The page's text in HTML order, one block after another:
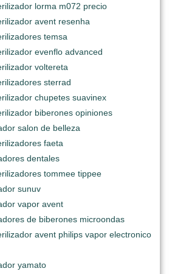
lorma m072 precio
avent resenha
temsa
evenflo advanced
voltereta
sterrad
chupetes suavinex
biberones opiniones
salon de belleza
faeta
dentales
tommee tippee
sunuv
vapor avent
de biberones microondas
avent philips vapor electronico
yamato